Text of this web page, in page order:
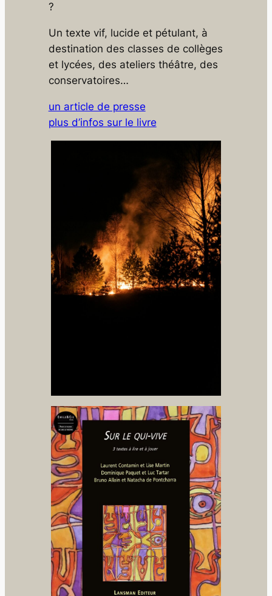
?
Un texte vif, lucide et pétulant, à
destination des classes de collèges
et lycées, des ateliers théâtre, des
conservatoires…
un article de presse
plus d’infos sur le livre